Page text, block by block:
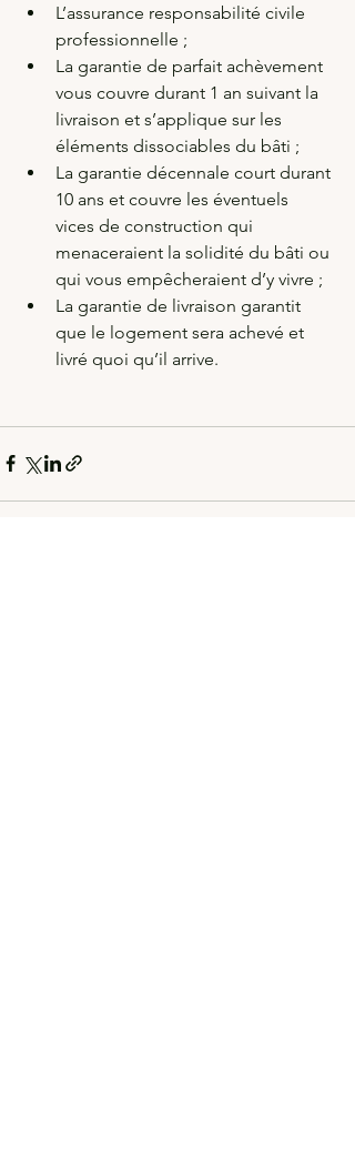
L’assurance responsabilité civile
professionnelle ;
La garantie de parfait achèvement
vous couvre durant 1 an suivant la
livraison et s’applique sur les
éléments dissociables du bâti ;
La garantie décennale court durant
10 ans et couvre les éventuels
vices de construction qui
menaceraient la solidité du bâti ou
qui vous empêcheraient d’y vivre ;
La garantie de livraison garantit
que le logement sera achevé et
livré quoi qu’il arrive.